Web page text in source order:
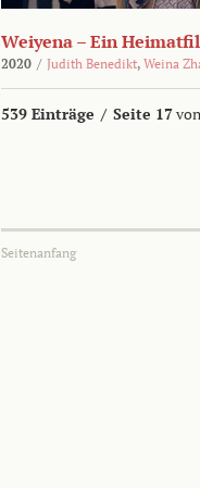
Weiyena – Ein
2020 / Judith Benedikt, Weina
539 Einträge / Seite 17
Seitenanfang